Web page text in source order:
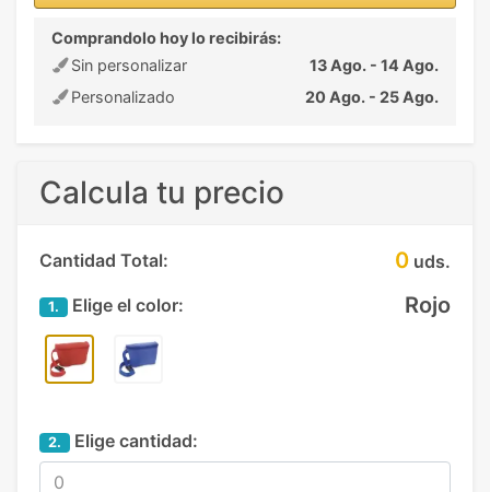
Comprandolo hoy lo recibirás:
Sin personalizar
13 Ago. - 14 Ago.
Personalizado
20 Ago. - 25 Ago.
Calcula tu precio
Cantidad Total: 0 uds.
1. Elige el color: Rojo
2. Elige cantidad: